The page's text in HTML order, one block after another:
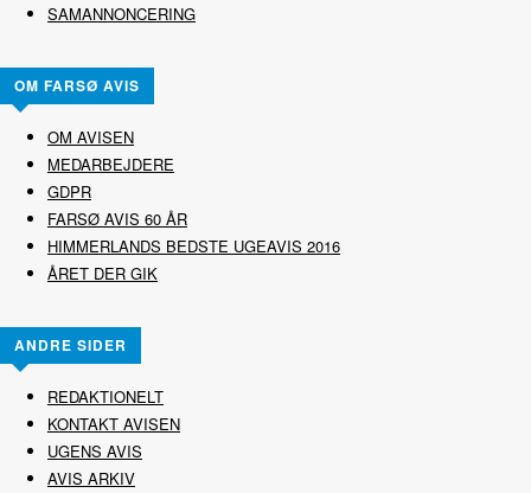
SAMANNONCERING
OM FARSØ AVIS
OM AVISEN
MEDARBEJDERE
GDPR
FARSØ AVIS 60 ÅR
HIMMERLANDS BEDSTE UGEAVIS 2016
ÅRET DER GIK
ANDRE SIDER
REDAKTIONELT
KONTAKT AVISEN
UGENS AVIS
AVIS ARKIV